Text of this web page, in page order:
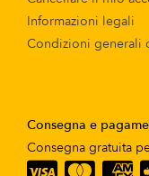
Informazioni legali
Condizioni generali
Consegna e
Consegna gratuita